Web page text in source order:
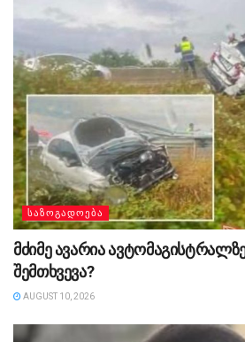
ᲡᲐᲖᲝᲒᲐᲓᲝᲔᲑᲐ
მძიმე ავარია
შემთხვევა?
AUGUST 10, 2026